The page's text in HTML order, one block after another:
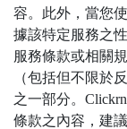
容。此外，當您
據該特定服務之
服務條款或相關
（包括但不限於
之一部分。
條款之內容，建